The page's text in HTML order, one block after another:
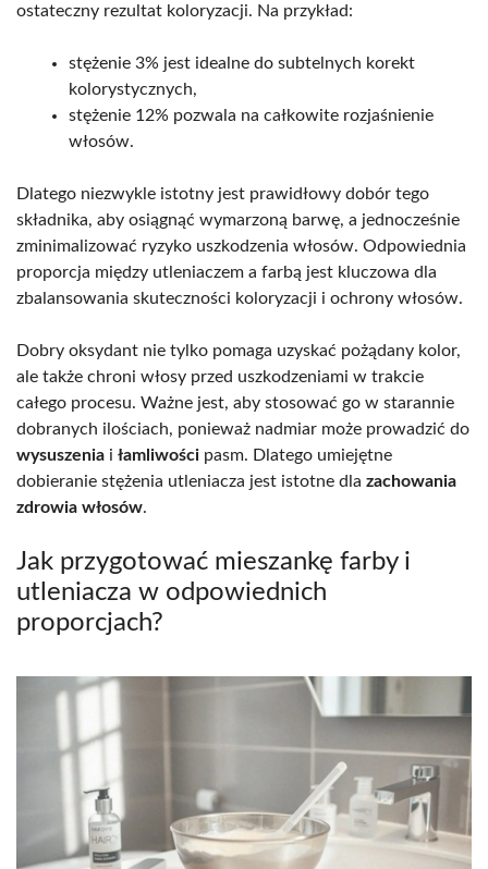
ostateczny rezultat koloryzacji. Na przykład:
stężenie 3% jest idealne do subtelnych korekt
kolorystycznych,
stężenie 12% pozwala na całkowite rozjaśnienie
włosów.
Dlatego niezwykle istotny jest prawidłowy dobór tego
składnika, aby osiągnąć wymarzoną barwę, a jednocześnie
zminimalizować ryzyko uszkodzenia włosów. Odpowiednia
proporcja między utleniaczem a farbą jest kluczowa dla
zbalansowania skuteczności koloryzacji i ochrony włosów.
Dobry oksydant nie tylko pomaga uzyskać pożądany kolor,
ale także chroni włosy przed uszkodzeniami w trakcie
całego procesu. Ważne jest, aby stosować go w starannie
dobranych ilościach, ponieważ nadmiar może prowadzić do
wysuszenia i łamliwości pasm. Dlatego umiejętne
dobieranie stężenia utleniacza jest istotne dla zachowania
zdrowia włosów.
Jak przygotować mieszankę farby i
utleniacza w odpowiednich
proporcjach?